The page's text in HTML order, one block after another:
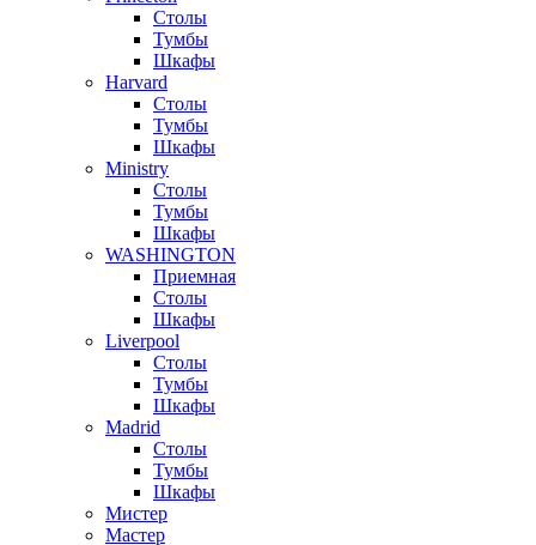
Столы
Тумбы
Шкафы
Harvard
Столы
Тумбы
Шкафы
Ministry
Столы
Тумбы
Шкафы
WASHINGTON
Приемная
Столы
Шкафы
Liverpool
Столы
Тумбы
Шкафы
Madrid
Столы
Тумбы
Шкафы
Мистер
Мастер